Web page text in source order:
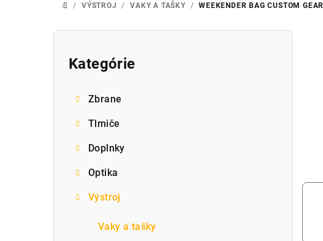
DOMOV
/ VÝSTROJ / VAKY A TAŠKY / WEEKENDER BAGCUSTOM GEAR
B
Preskočiť
Kategórie
Zbrane
Tlmiče
Doplnky
Optika
Výstroj
Vaky a tašky